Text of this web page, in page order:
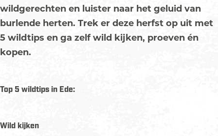
wildgerechten en luister naar het geluid van
burlende herten. Trek er deze herfst op uit met
5 wildtips en ga zelf wild kijken, proeven én
kopen.
Top 5 wildtips in Ede:
Wild kijken